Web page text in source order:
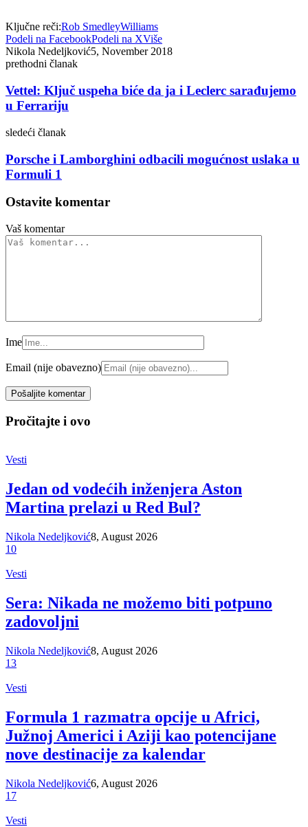
Ključne reči:Rob SmedleyWilliams
Podeli na FacebookPodeli na XViše
Nikola Nedeljković5, November 2018
prethodni članak
Vettel: Ključ uspeha biće da ja i Leclerc sarađujemo
u Ferrariju
sledeći članak
Porsche i Lamborghini odbacili mogućnost uslaka u
Formuli 1
Ostavite komentar
Vaš komentar
Ime
Email (nije obavezno)
Pročitajte i ovo
Vesti
Jedan od vodećih inženjera Aston
Martina prelazi u Red Bul?
Nikola Nedeljković8, August 2026
10
Vesti
Sera: Nikada ne možemo biti potpuno
zadovoljni
Nikola Nedeljković8, August 2026
13
Vesti
Formula 1 razmatra opcije u Africi,
Južnoj Americi i Aziji kao potencijane
nove destinacije za kalendar
Nikola Nedeljković6, August 2026
17
Vesti